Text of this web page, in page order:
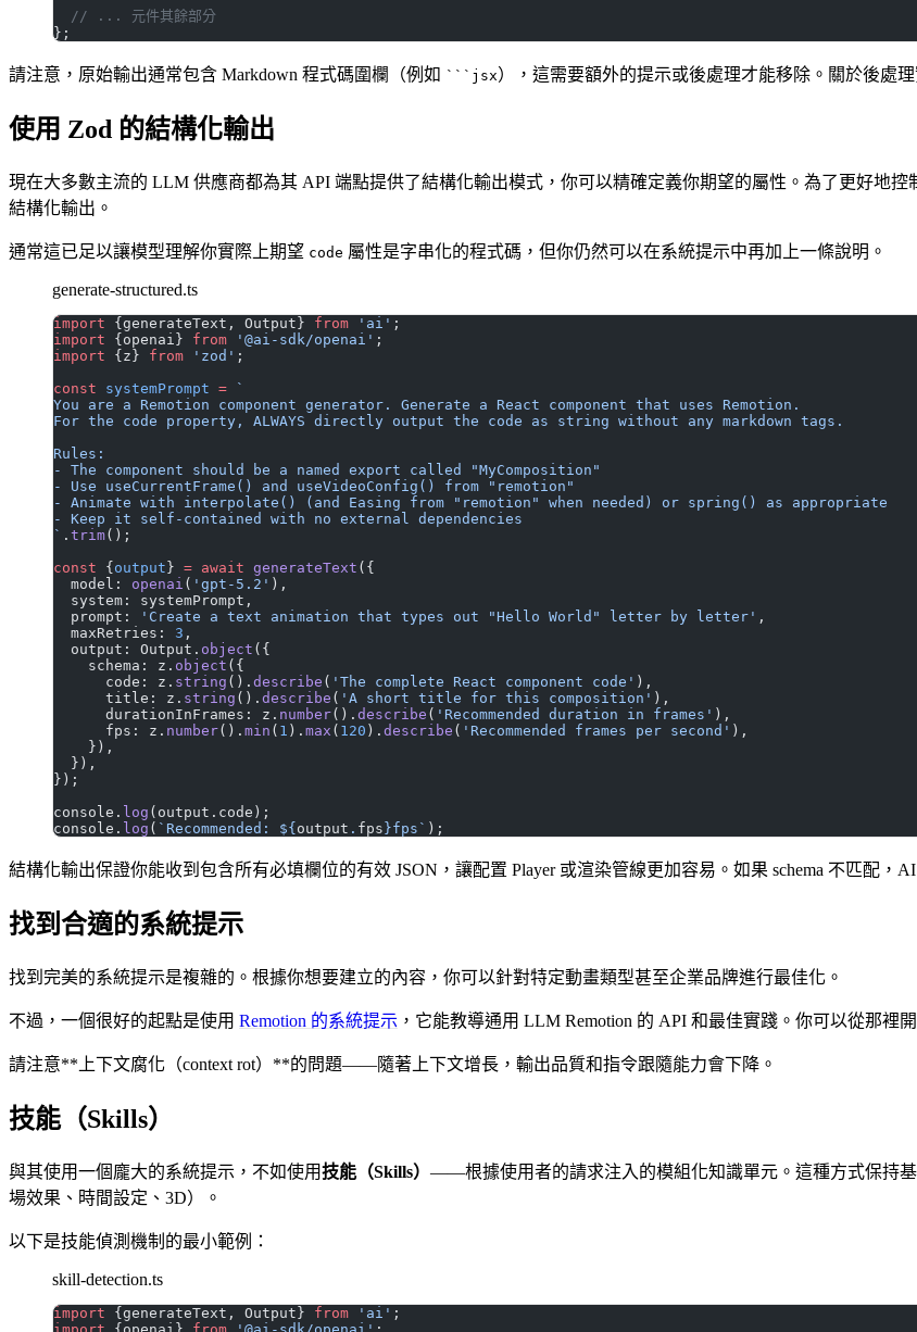
  // ... 元件其餘部分
};
請注意，原始輸出通常包含 Markdown 程式碼圍欄（例如 ```jsx），這需要額外的提示或後處理才能移除。關於後處
使用 Zod 的結構化輸出
現在大多數主流的 LLM 供應商都為其 API 端點提供了結構化輸出模式，你可以精確定義你期望的屬性。為了更好地控
結構化輸出。
通常這已足以讓模型理解你實際上期望 code 屬性是字串化的程式碼，但你仍然可以在系統提示中再加上一條說明。
generate-structured.ts
import {generateText, Output} from 'ai' ;
import {openai} from '@ai-sdk/openai' ;
import {z} from 'zod' ;
const systemPrompt = `
You are a Remotion component generator. Generate a React component that uses Remotion.
For the code property, ALWAYS directly output the code as string without any markdown tags.
Rules:
- The component should be a named export called "MyComposition"
- Use useCurrentFrame() and useVideoConfig() from "remotion"
- Animate with interpolate() (and Easing from "remotion" when needed) or spring() as appropriate
- Keep it self-contained with no external dependencies
` . trim();
const { output } = await generateText ({
  model:
openai ( 'gpt-5.2' ),
  system: systemPrompt,
  prompt:
'Create a text animation that types out "Hello World" letter by letter' ,
  maxRetries:
3 ,
  output: Output.
object ({
    schema: z.
object ({
      code: z.
string (). describe ( 'The complete React component code' ),
      title: z.
string (). describe ( 'A short title for this composition' ),
      durationInFrames: z.
number(). describe ( 'Recommended duration in frames' ),
      fps: z.
number(). min ( 1 ). max ( 120 ). describe ( 'Recommended frames per second' ),
    }),
  }),
});
console. log (output.code);
console. log ( `Recommended: ${ output . fps }fps` );
結構化輸出保證你能收到包含所有必填欄位的有效 JSON，讓配置 Player 或渲染管線更加容易。如果 schema 不匹配，
找到合適的系統提示
找到完美的系統提示是複雜的。根據你想要建立的內容，你可以針對特定動畫類型甚至企業品牌進行最佳化。
不過，一個很好的起點是使用 Remotion 的系統提示 ，它能教導通用 LLM Remotion 的 API 和最佳實踐。你可以從那裡
請注意**上下文腐化（context rot）**的問題——隨著上下文增長，輸出品質和指令跟隨能力會下降。
技能（Skills）
與其使用一個龐大的系統提示，不如使用技能（Skills） ——根據使用者的請求注入的模組化知識單元。這種方式保持
場效果、時間設定、3D）。
以下是技能偵測機制的最小範例：
skill-detection.ts
import {generateText, Output} from 'ai' ;